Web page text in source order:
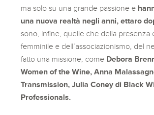
ma solo su una grande passione e
una nuova realtà negli anni, ettaro
sono, infine, quelle che della presenza
femminile e dell’associazionismo, del
fatto una missione, come Debora
Women of the Wine, Anna
Transmission, Julia Coney di Black
Professionals.